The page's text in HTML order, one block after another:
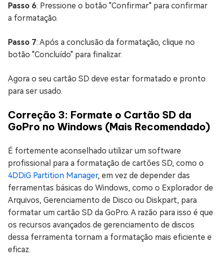
Passo 6: Pressione o botão "Confirmar" para confirmar
a formatação.
Passo 7: Após a conclusão da formatação, clique no
botão "Concluído" para finalizar.
Agora o seu cartão SD deve estar formatado e pronto
para ser usado.
Correção 3: Formate o Cartão SD da
GoPro no Windows (Mais Recomendado)
É fortemente aconselhado utilizar um software
profissional para a formatação de cartões SD, como o
4DDiG Partition Manager, em vez de depender das
ferramentas básicas do Windows, como o Explorador de
Arquivos, Gerenciamento de Disco ou Diskpart, para
formatar um cartão SD da GoPro. A razão para isso é que
os recursos avançados de gerenciamento de discos
dessa ferramenta tornam a formatação mais eficiente e
eficaz.